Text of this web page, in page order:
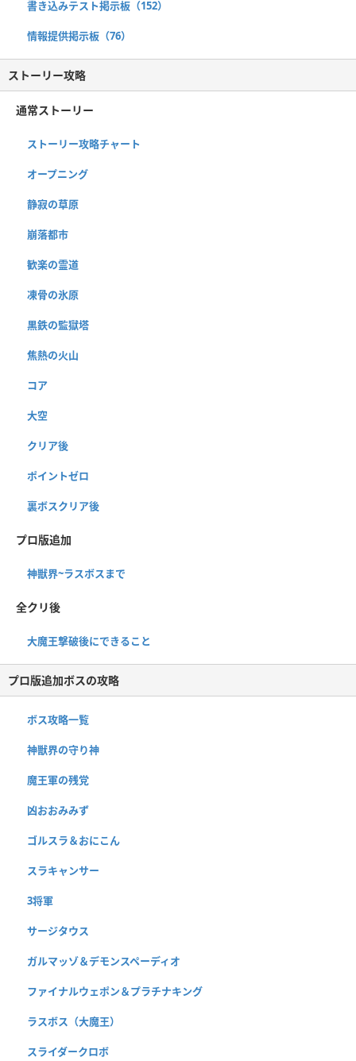
書き込みテスト掲示板（152）
情報提供掲示板（76）
ストーリー攻略
通常ストーリー
ストーリー攻略チャート
オープニング
静寂の草原
崩落都市
歓楽の霊道
凍骨の氷原
黒鉄の監獄塔
焦熱の火山
コア
大空
クリア後
ポイントゼロ
裏ボスクリア後
プロ版追加
神獣界~ラスボスまで
全クリ後
大魔王撃破後にできること
プロ版追加ボスの攻略
ボス攻略一覧
神獣界の守り神
魔王軍の残党
凶おおみみず
ゴルスラ＆おにこん
スラキャンサー
3将軍
サージタウス
ガルマッゾ＆デモンスペーディオ
ファイナルウェポン＆プラチナキング
ラスボス（大魔王）
スライダークロボ